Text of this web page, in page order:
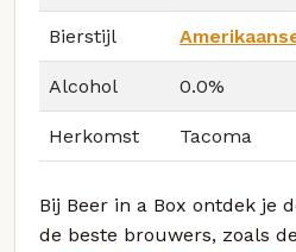
Bierstijl
Alcohol 0.0%
Herkomst Tacoma
Bij Beer in a Box ontdek je
de beste brouwers, zoals